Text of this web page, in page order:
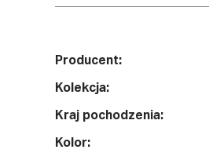
Producent:
Kolekcja:
Kraj pochodzenia:
Kolor: